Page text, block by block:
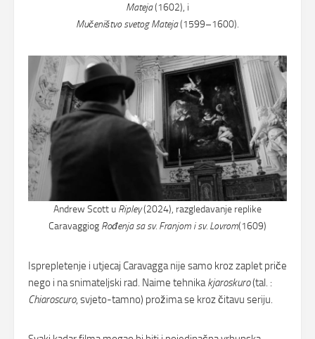
Mateja(1602), i
Mučeništvo svetog Mateja(1599–1600).
Andrew Scott u Ripley(2024), razgledavanje replike
Caravaggiog Rođenja sa sv. Franjom i sv. Lovrom(1609)
Isprepletenje i utjecaj Caravagga nije samo kroz zaplet priče
nego i na snimateljski rad. Naime tehnika kjaroskuro(tal. :
Chiaroscuro, svjeto-tamno) prožima se kroz čitavu seriju.